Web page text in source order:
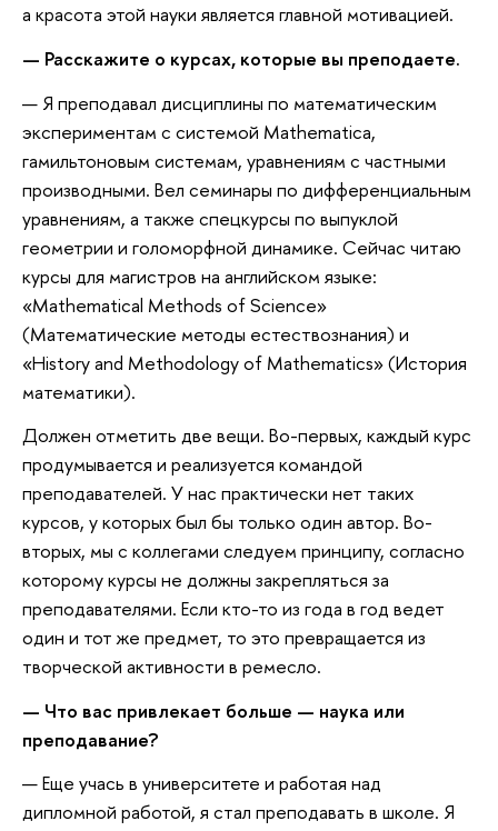
а красота этой науки является главной мотивацией.
— Расскажите о курсах, которые вы преподаете.
— Я преподавал дисциплины по математическим
экспериментам с системой Mathematica,
гамильтоновым системам, уравнениям с частными
производными. Вел семинары по дифференциальным
уравнениям, а также спецкурсы по выпуклой
геометрии и голоморфной динамике. Сейчас читаю
курсы для магистров на английском языке:
«Mathematical Methods of Science»
(Математические методы естествознания) и
«History and Methodology of Mathematics» (История
математики).
Должен отметить две вещи. Во-первых, каждый курс
продумывается и реализуется командой
преподавателей. У нас практически нет таких
курсов, у которых был бы только один автор. Во-
вторых, мы с коллегами следуем принципу, согласно
которому курсы не должны закрепляться за
преподавателями. Если кто-то из года в год ведет
один и тот же предмет, то это превращается из
творческой активности в ремесло.
— Что вас привлекает больше — наука или
преподавание?
— Еще учась в университете и работая над
дипломной работой, я стал преподавать в школе. Я